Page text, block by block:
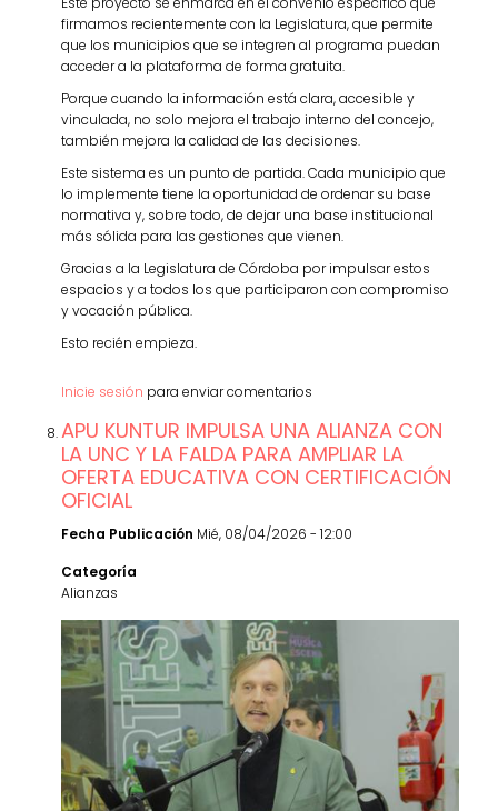
firmamos recientemente con la Legislatura, que permite
que los municipios que se integren al programa puedan
acceder a la plataforma de forma gratuita.
Porque cuando la información está clara, accesible y
vinculada, no solo mejora el trabajo interno del concejo,
también mejora la calidad de las decisiones.
Este sistema es un punto de partida. Cada municipio que
lo implemente tiene la oportunidad de ordenar su base
normativa y, sobre todo, de dejar una base institucional
más sólida para las gestiones que vienen.
Gracias a la Legislatura de Córdoba por impulsar estos
espacios y a todos los que participaron con compromiso
y vocación pública.
Esto recién empieza.
Inicie sesión para enviar comentarios
APU KUNTUR IMPULSA UNA ALIANZA CON
LA UNC Y LA FALDA PARA AMPLIAR LA
OFERTA EDUCATIVA CON CERTIFICACIÓN
OFICIAL
Fecha Publicación Mié, 08/04/2026 - 12:00
Categoría
Alianzas